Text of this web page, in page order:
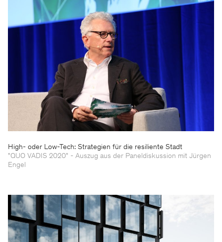
High- oder Low-Tech: Strategien für die resiliente Stadt
"QUO VADIS 2020" - Auszug aus der Paneldiskussion mit Jürgen
Engel